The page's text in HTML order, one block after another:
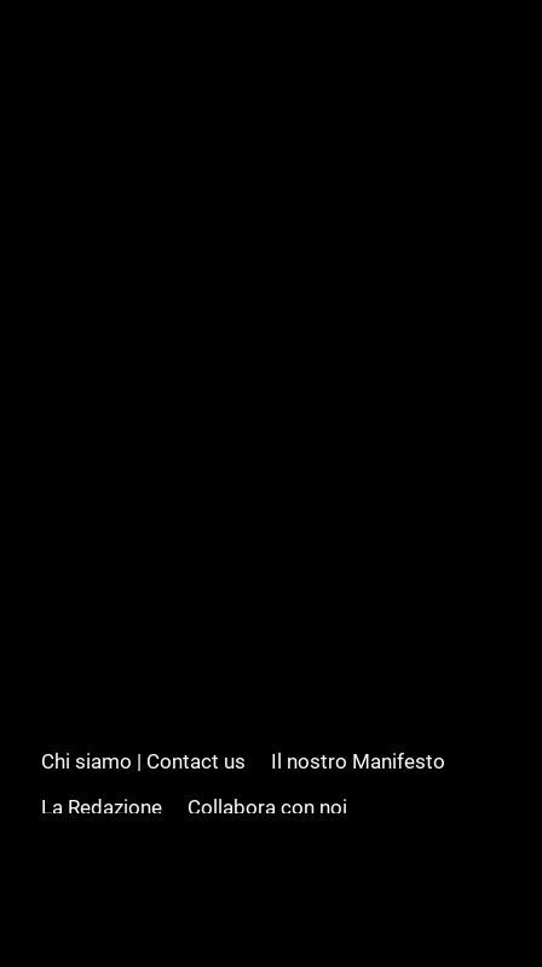
Chi siamo | Contact us
Il nostro Manifesto
La Redazione
Collabora con noi